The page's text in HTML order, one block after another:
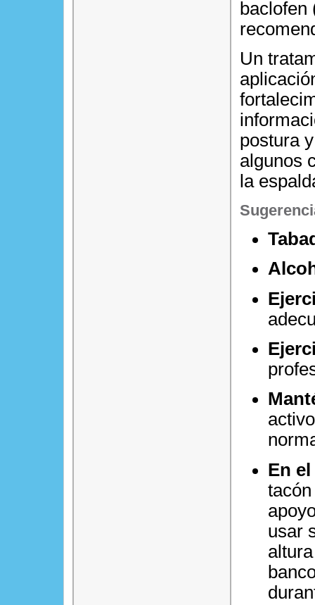
Un
postura
algunos
la
En
usar